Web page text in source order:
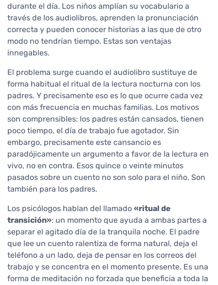
durante el día. Los niños amplían su vocabulario a
través de los audiolibros, aprenden la pronunciación
correcta y pueden conocer historias a las que de otro
modo no tendrían tiempo. Estas son ventajas
innegables.
El problema surge cuando el audiolibro sustituye de
forma habitual el ritual de la lectura nocturna con los
padres. Y precisamente eso es lo que ocurre cada vez
con más frecuencia en muchas familias. Los motivos
son comprensibles: los padres están cansados, tienen
poco tiempo, el día de trabajo fue agotador. Sin
embargo, precisamente este cansancio es
paradójicamente un argumento a favor de la lectura en
vivo, no en contra. Esos quince o veinte minutos
pasados sobre un cuento no son solo para el niño. Son
también para los padres.
Los psicólogos hablan del llamado «ritual de
transición»: un momento que ayuda a ambas partes a
separar el agitado día de la tranquila noche. El padre
que lee un cuento ralentiza de forma natural, deja el
teléfono a un lado, deja de pensar en los correos del
trabajo y se concentra en el momento presente. Es una
forma de meditación no forzada que beneficia a toda la